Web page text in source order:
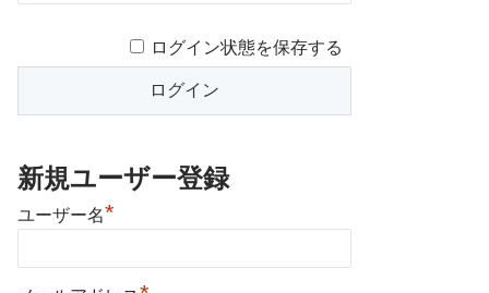
ログイン状態を保存する
新規ユーザー登録
ユーザー名*